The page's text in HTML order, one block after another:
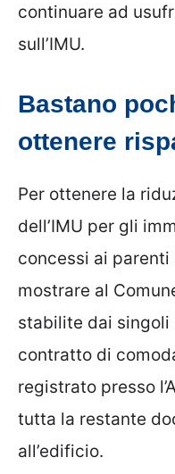
continuare ad
sull’IMU.
Bastano
ottenere
Per ottenere la
dell’IMU per gli
concessi ai
mostrare al
stabilite dai singoli
contratto di
registrato presso
tutta la restante
all’edificio.